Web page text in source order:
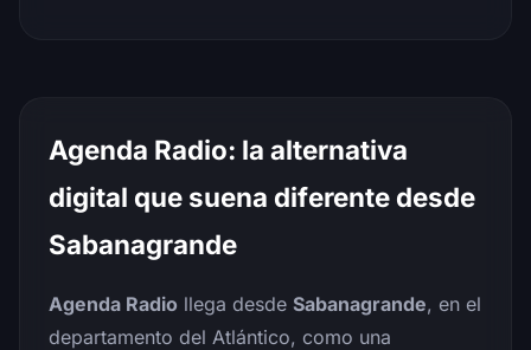
Agenda Radio: la alternativa
digital que suena diferente desde
Sabanagrande
Agenda Radio llega desde Sabanagrande, en el
departamento del Atlántico, como una